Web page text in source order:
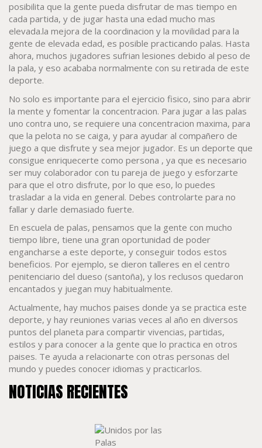
posibilita que la gente pueda disfrutar de mas tiempo en
cada partida, y de jugar hasta una edad mucho mas
elevada.la mejora de la coordinacion y la movilidad para la
gente de elevada edad, es posible practicando palas. Hasta
ahora, muchos jugadores sufrian lesiones debido al peso de
la pala, y eso acababa normalmente con su retirada de este
deporte.
No solo es importante para el ejercicio fisico, sino para abrir
la mente y fomentar la concentracion. Para jugar a las palas
uno contra uno, se requiere una concentracion maxima, para
que la pelota no se caiga, y para ayudar al compañero de
juego a que disfrute y sea mejor jugador. Es un deporte que
consigue enriquecerte como persona , ya que es necesario
ser muy colaborador con tu pareja de juego y esforzarte
para que el otro disfrute, por lo que eso, lo puedes
trasladar a la vida en general. Debes controlarte para no
fallar y darle demasiado fuerte.
En escuela de palas, pensamos que la gente con mucho
tiempo libre, tiene una gran oportunidad de poder
engancharse a este deporte, y conseguir todos estos
beneficios. Por ejemplo, se dieron talleres en el centro
penitenciario del dueso (santoña), y los reclusos quedaron
encantados y juegan muy habitualmente.
Actualmente, hay muchos paises donde ya se practica este
deporte, y hay reuniones varias veces al año en diversos
puntos del planeta para compartir vivencias, partidas,
estilos y para conocer a la gente que lo practica en otros
paises. Te ayuda a relacionarte con otras personas del
mundo y puedes conocer idiomas y practicarlos.
NOTICIAS RECIENTES